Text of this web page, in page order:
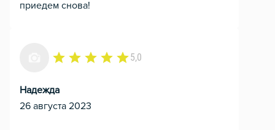
приедем снова!
5,0
Надежда
26 августа 2023